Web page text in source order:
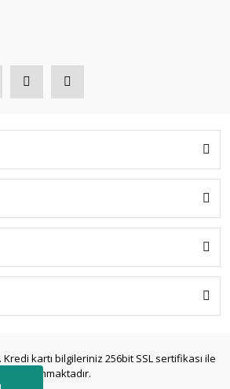
Kredi kartı bilgileriniz 256bit SSL sertifikası ile
korunmaktadır.